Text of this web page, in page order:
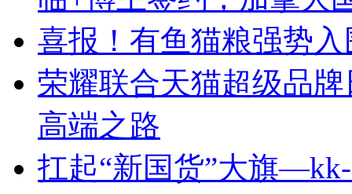
喜报！有鱼猫粮强势
荣耀联合天猫超级品
高端之路
扛起“新国货”大旗